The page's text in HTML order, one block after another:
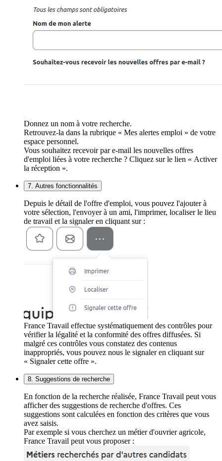
Donnez un nom à votre recherche.
Retrouvez-la dans la rubrique « Mes alertes emploi » de votre
espace personnel.
Vous souhaitez recevoir par e-mail les nouvelles offres
d'emploi liées à votre recherche ? Cliquez sur le lien « Activer
la réception ».
7. Autres fonctionnalités
Depuis le détail de l'offre d'emploi, vous pouvez l'ajouter à
votre sélection, l'envoyer à un ami, l'imprimer, localiser le lieu
de travail et la signaler en cliquant sur :
France Travail effectue systématiquement des contrôles pour
vérifier la légalité et la conformité des offres diffusées. Si
malgré ces contrôles vous constatez des contenus
inappropriés, vous pouvez nous le signaler en cliquant sur
« Signaler cette offre ».
8. Suggestions de recherche
En fonction de la recherche réalisée, France Travail peut vous
afficher des suggestions de recherche d'offres. Ces
suggestions sont calculées en fonction des critères que vous
avez saisis.
Par exemple si vous cherchez un métier d'ouvrier agricole,
France Travail peut vous proposer :